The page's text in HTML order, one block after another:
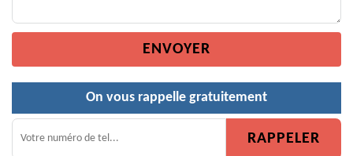
On vous rappelle gratuitement